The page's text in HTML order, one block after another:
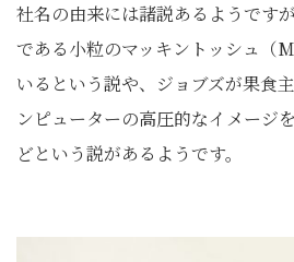
社名の由来には諸説あるようです
である小粒のマッキントッシュ（
いるという説や、ジョブズが果食
ンピューターの高圧的なイメージ
どという説があるようです。